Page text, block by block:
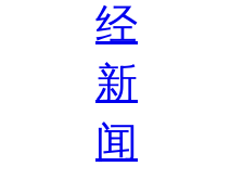
经
新
闻